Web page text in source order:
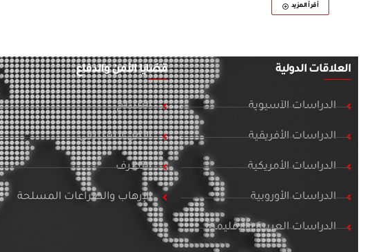
أقرأ المزيد
العلاقات الدولية
الدراسات الآسيوية
الدراسات الأفريقية
الدراسات الأمريكية
الدراسات الأوروبية
الدراسات العربية والإقليمية
قضايا الأمن والدفاع
التسلح
الأمن السيبراني
التطرف
الإرهاب والصراعات المسلحة